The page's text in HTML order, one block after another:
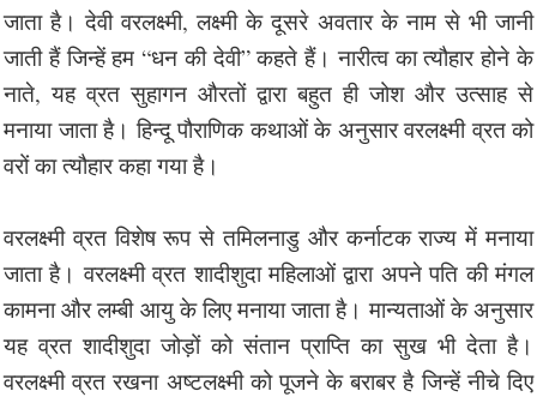
जाता है। देवी वरलक्ष्मी, लक्ष्मी के दूसरे अवतार के नाम से भी जानी
जाती हैं जिन्हें हम “धन की देवी” कहते हैं। नारीत्व का त्यौहार होने के
नाते, यह व्रत सुहागन औरतों द्वारा बहुत ही जोश और उत्साह से
मनाया जाता है। हिन्दू पौराणिक कथाओं के अनुसार वरलक्ष्मी व्रत को
वरों का त्यौहार कहा गया है।
वरलक्ष्मी व्रत विशेष रूप से तमिलनाडु और कर्नाटक राज्य में मनाया
जाता है। वरलक्ष्मी व्रत शादीशुदा महिलाओं द्वारा अपने पति की मंगल
कामना और लम्बी आयु के लिए मनाया जाता है। मान्यताओं के अनुसार
यह व्रत शादीशुदा जोड़ों को संतान प्राप्ति का सुख भी देता है।
वरलक्ष्मी व्रत रखना अष्टलक्ष्मी को पूजने के बराबर है जिन्हें नीचे दिए